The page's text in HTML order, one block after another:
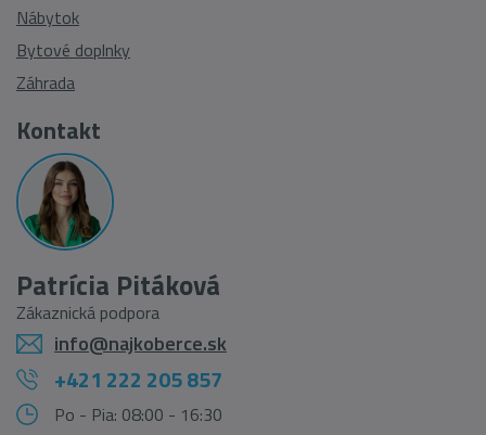
Nábytok
Bytové doplnky
Záhrada
Kontakt
Patrícia Pitáková
Zákaznická podpora
info@najkoberce.sk
+421 222 205 857
Po - Pia: 08:00 - 16:30